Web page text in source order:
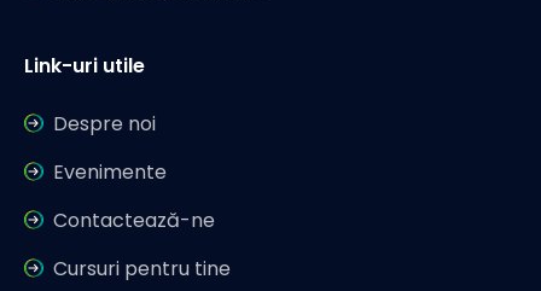
Link-uri utile
Despre noi
Evenimente
Contactează-ne
Cursuri pentru tine